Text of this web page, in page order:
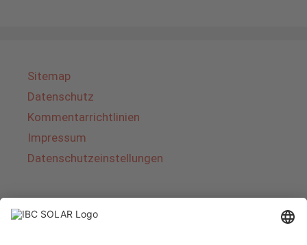
Sitemap
Datenschutz
Kommentarrichtlinien
Impressum
Datenschutzeinstellungen
Über IBC SOLAR